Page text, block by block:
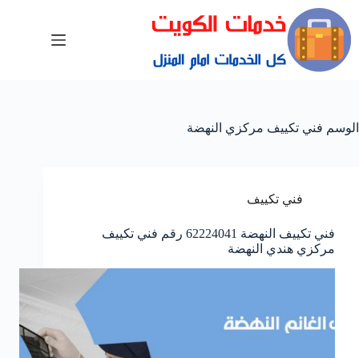
الوسم فني تكييف مركزي النهضة
فني تكييف
فني تكييف النهضة 62224041 رقم فني تكييف
مركزي هندي النهضة